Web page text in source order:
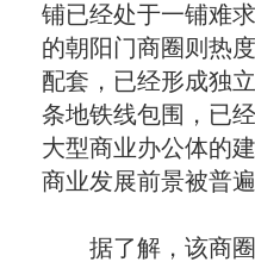
铺已经处于一铺难求
的朝阳门商圈则热
配套，已经形成独
条地铁线包围，已
大型商业办公体的
商业发展前景被普遍
据了解，该商圈